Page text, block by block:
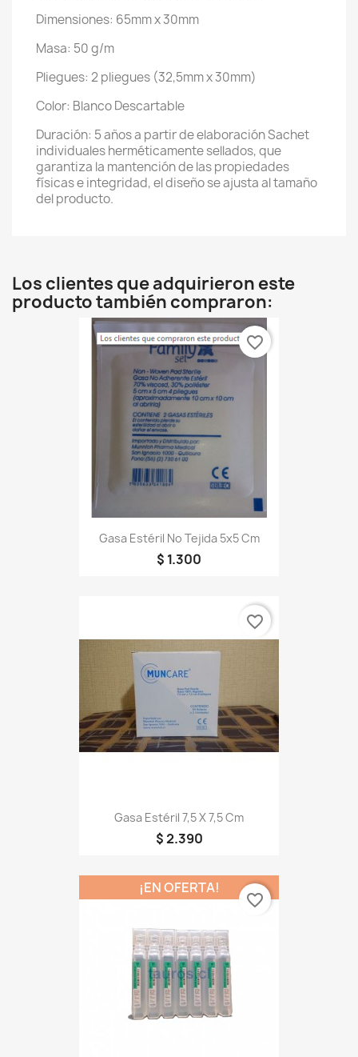
Dimensiones: 65mm x 30mm
Masa: 50 g/m
Pliegues: 2 pliegues (32,5mm x 30mm)
Color: Blanco Descartable
Duración: 5 años a partir de elaboración Sachet
individuales herméticamente sellados, que
garantiza la mantención de las propiedades
físicas e integridad, el diseño se ajusta al tamaño
del producto.
Los clientes que adquirieron este
producto también compraron:
Gasa Estéril No Tejida 5x5 Cm
$ 1.300
favorite_border
Gasa Estéril 7,5 X 7,5 Cm
$ 2.390
favorite_border
¡EN OFERTA!
favorite_border